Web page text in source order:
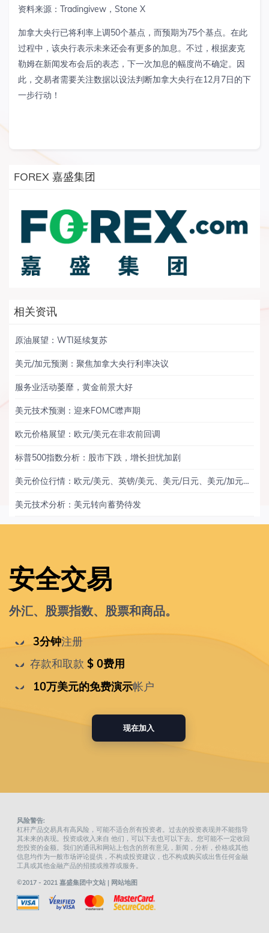
资料来源： Tradingivew ， Stone X
加拿大央行已将利率上调50个基点，而预期为75个基点。在此
过程中，该央行表示未来还会有更多的加息。不过，根据麦克
勒姆在新闻发布会后的表态，下一次加息的幅度尚不确定。因
此，交易者需要关注数据以设法判断加拿大央行在12月 7日的下
一步行动！
FOREX 嘉盛集团
相关资讯
原油展望：WTI延续复苏
美元/加元预测：聚焦加拿大央行利率决议
服务业活动萎靡，黄金前景大好
美元技术预测：迎来FOMC噤声期
欧元价格展望：欧元/美元在非农前回调
标普500指数分析：股市下跌，增长担忧加剧
美元价位行情：欧元/美元、英镑/美元、美元/日元、美元/加元、黄金
美元技术分析：美元转向蓄势待发
安全交易
外汇、股票指数、股票和商品。
3分钟注册
存款和取款 $ 0费用
10万美元的免费演示帐户
现在加入
风险警告:
杠杆产品交易具有高风险，可能不适合所有投资者。过去的投资表现并不能指导
其未来的表现。投资或收入来自 他们，可以下去也可以下去。您可能不一定收回
您投资的金额。我们的通讯和网站上包含的所有意见，新闻，分析，价格或其他
信息均作为一般市场评论提供，不构成投资建议，也不构成购买或出售任何金融
工具或其他金融产品的招揽或推荐或服务。
©2017 - 2021 嘉盛集团中文站 | 网站地图